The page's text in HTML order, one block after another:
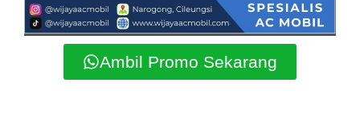
Ambil Promo Sekarang